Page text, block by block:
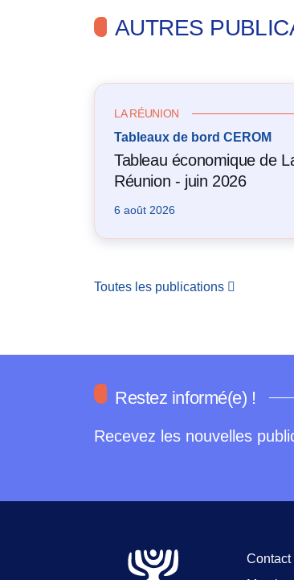
AUTRES
LA RÉUNION
Tableaux de bord CEROM
Tableau économique de
Réunion - juin 2026
6 août 2026
Toutes les publications
Restez informé(e) !
Recevez les nouvelles
Contact